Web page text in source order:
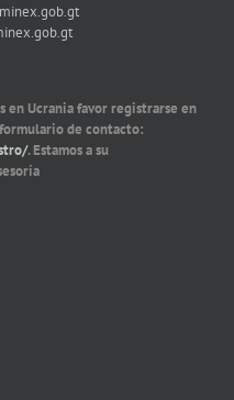
en Ucrania favor registrarse en
de contacto:
. Estamos a su